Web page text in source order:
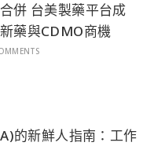
併 台美製藥平台成
藥與CDMO商機
的新鮮人指南：工作